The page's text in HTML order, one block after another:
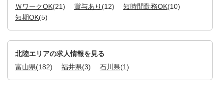
ＷワークOK(21) 賞与あり (12) 短時間勤務OK(10)
短期OK(5)
北陸エリアの求人情報を見る
富山県(182) 福井県(3) 石川県(1)